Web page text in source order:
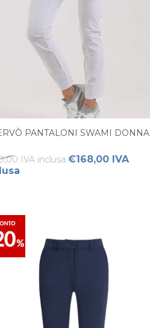
PANTALONI SWAMI DONNA
IVA inclusa €168,00 IVA